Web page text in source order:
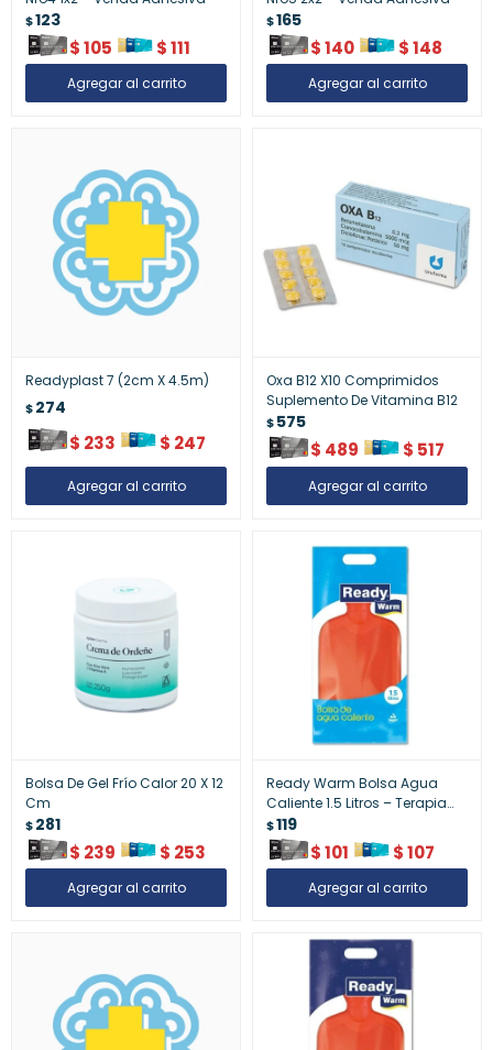
$123
$105 $111
$165
$140 $148
Readyplast 7 (2cm X 4.5m)
$274
$ 233 $ 247
Oxa B12 X10 Comprimidos
Suplemento De Vitamina B12
$575
$ 489 $ 517
Bolsa De Gel Frío Calor 20 X 12
Cm
$281
$ 239 $ 253
Ready Warm Bolsa Agua
Caliente 1.5 Litros – Terapia
Calor
$119
$101 $107